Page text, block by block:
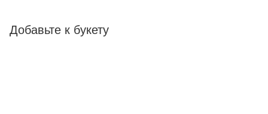
Добавьте к букету